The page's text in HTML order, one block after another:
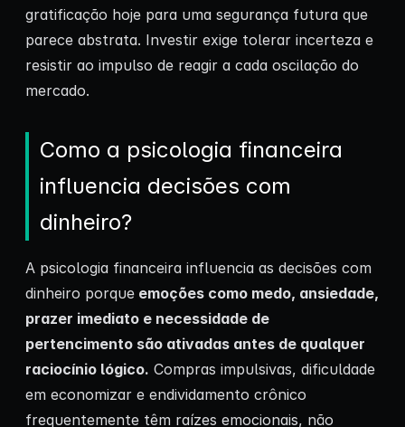
gratificação hoje para uma segurança futura que
parece abstrata. Investir exige tolerar incerteza e
resistir ao impulso de reagir a cada oscilação do
mercado.
Como a psicologia financeira
influencia decisões com
dinheiro?
A psicologia financeira influencia as decisões com
dinheiro porque emoções como medo, ansiedade,
prazer imediato e necessidade de
pertencimento são ativadas antes de qualquer
raciocínio lógico. Compras impulsivas, dificuldade
em economizar e endividamento crônico
frequentemente têm raízes emocionais, não